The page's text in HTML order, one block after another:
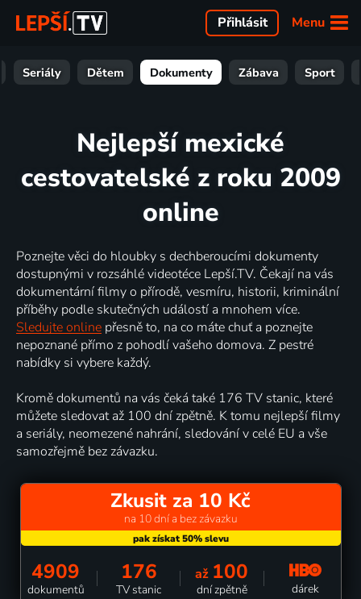
Menu
Přihlásit
Seriály Dětem Dokumenty Zábava Sport
Nejlepší mexické
cestovatelské z roku 2009
online
Poznejte věci do hloubky s dechberoucími dokumenty
dostupnými v rozsáhlé videotéce Lepší.TV. Čekají na vás
dokumentární filmy o přírodě, vesmíru, historii, kriminální
příběhy podle skutečných událostí a mnohem více.
Sledujte online přesně to, na co máte chuť a poznejte
nepoznané přímo z pohodlí vašeho domova. Z pestré
nabídky si vybere každý.
Kromě dokumentů na vás čeká také 176 TV stanic, které
můžete sledovat až 100 dní zpětně. K tomu nejlepší filmy
a seriály, neomezené nahrání, sledování v celé EU a vše
samozřejmě bez závazku.
Zkusit za 10 Kč
na 10 dní a bez závazku
4909
dokumentů
176
TV stanic
až 100
dní zpětně dárek